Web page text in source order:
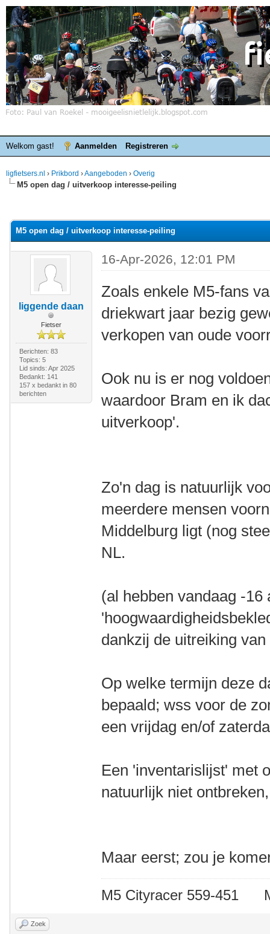
Welkom gast! Aanmelden Registreren
ligfietsers.nl › Prikbord ›Aangeboden › Overig
M5 open dag / uitverkoop interesse-peiling
M5 open dag / uitverkoop interesse-peiling
liggende daan
Fietser
Berichten: 83
Topics: 5
Lid sinds: Apr 2025
Bedankt: 141
157 x bedankt in 80
berichten
16-Apr-2026, 12:01 PM
Zoals enkele M5-fans
driekwart jaar bezig
verkopen van oude
Ook nu is er nog
waardoor Bram en ik
uitverkoop'.
Zo'n dag is natuurlijk
meerdere mensen
Middelburg ligt (nog
NL.
(al hebben vandaag -
dankzij de uitreiking
Op welke termijn deze
bepaald; wss voor de
een vrijdag en/of
Een 'inventarislijst' met
natuurlijk niet
Maar eerst; zou je
M5 Cityracer 559-451
Zoek